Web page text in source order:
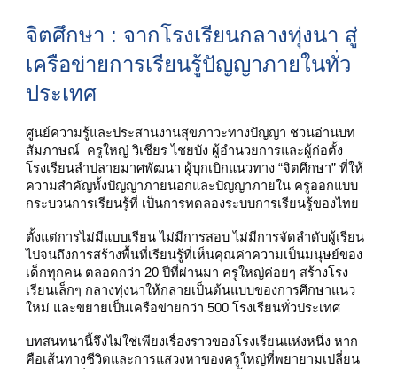
จิตศึกษา : จากโรงเรียนกลางทุ่งนา สู่
เครือข่ายการเรียนรู้ปัญญาภายในทั่ว
ประเทศ
ศูนย์ความรู้และประสานงานสุขภาวะทางปัญญา ชวนอ่านบท
สัมภาษณ์ ครูใหญ่ วิเชียร ไชยบัง ผู้อำนวยการและผู้ก่อตั้ง
โรงเรียนลำปลายมาศพัฒนา ผู้บุกเบิกแนวทาง “จิตศึกษา” ที่ให้
ความสำคัญทั้งปัญญาภายนอกและปัญญาภายใน ครูออกแบบ
กระบวนการเรียนรู้ที่ เป็นการทดลองระบบการเรียนรู้ของไทย
ตั้งแต่การไม่มีแบบเรียน ไม่มีการสอบ ไม่มีการจัดลำดับผู้เรียน
ไปจนถึงการสร้างพื้นที่เรียนรู้ที่เห็นคุณค่าความเป็นมนุษย์ของ
เด็กทุกคน ตลอดกว่า 20 ปีที่ผ่านมา ครูใหญ่ค่อยๆ สร้างโรง
เรียนเล็กๆ กลางทุ่งนาให้กลายเป็นต้นแบบของการศึกษาแนว
ใหม่ และขยายเป็นเครือข่ายกว่า 500 โรงเรียนทั่วประเทศ
บทสนทนานี้จึงไม่ใช่เพียงเรื่องราวของโรงเรียนแห่งหนึ่ง หาก
คือเส้นทางชีวิตและการแสวงหาของครูใหญ่ที่พยายามเปลี่ยน